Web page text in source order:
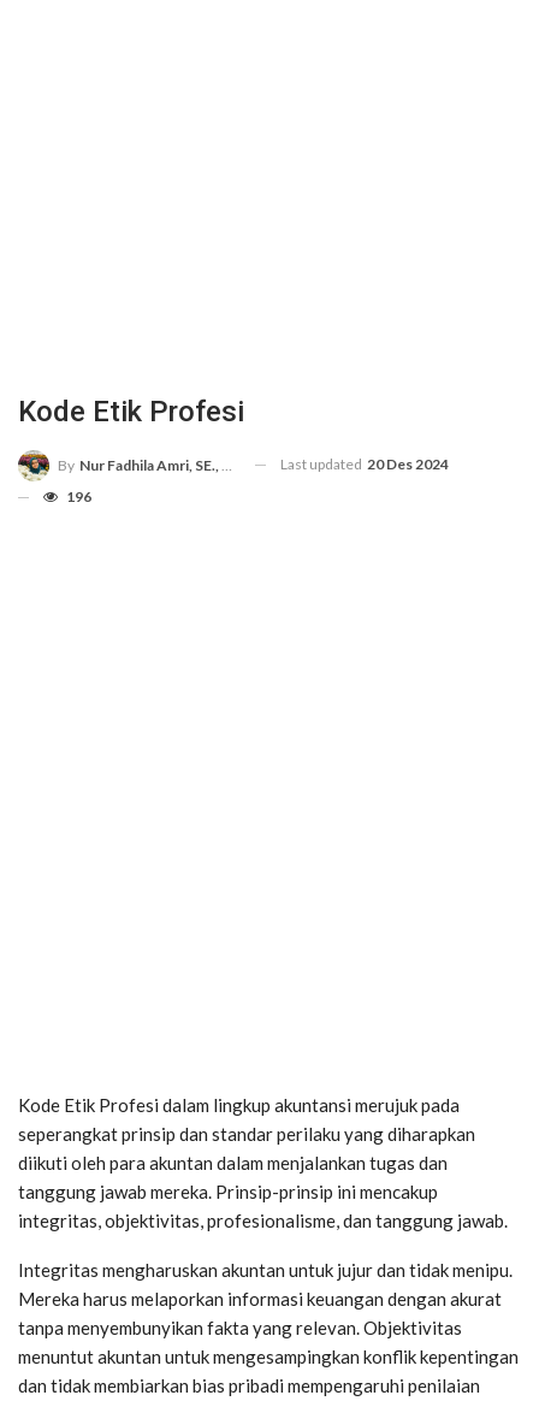
Kode Etik Profesi
By Nur Fadhila Amri, SE., Ak., M.Si Last updated 20 Des 2024
196
Kode Etik Profesi dalam lingkup akuntansi merujuk pada
seperangkat prinsip dan standar perilaku yang diharapkan
diikuti oleh para akuntan dalam menjalankan tugas dan
tanggung jawab mereka. Prinsip-prinsip ini mencakup
integritas, objektivitas, profesionalisme, dan tanggung jawab.
Integritas mengharuskan akuntan untuk jujur dan tidak menipu.
Mereka harus melaporkan informasi keuangan dengan akurat
tanpa menyembunyikan fakta yang relevan. Objektivitas
menuntut akuntan untuk mengesampingkan konflik kepentingan
dan tidak membiarkan bias pribadi mempengaruhi penilaian